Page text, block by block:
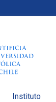
Instituto